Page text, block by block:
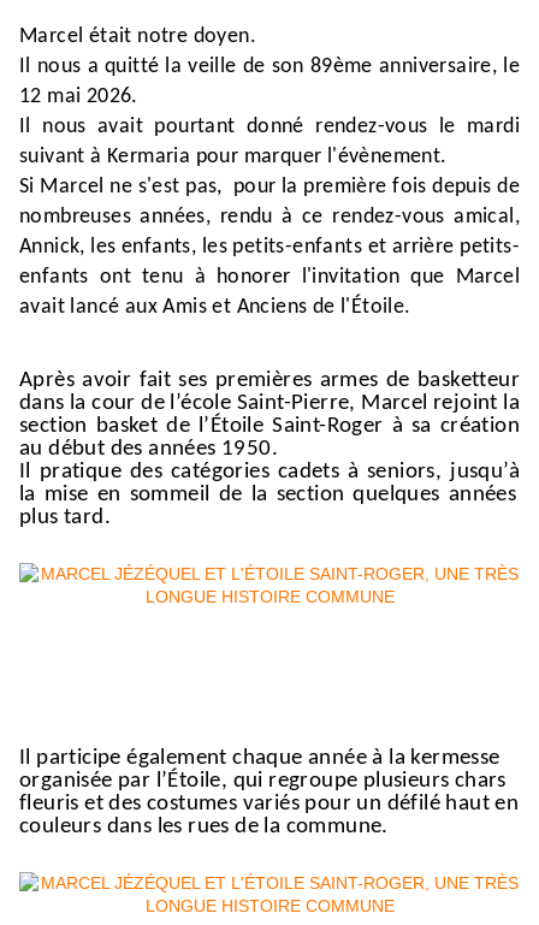
Marcel était notre doyen.
Il nous a quitté la veille de son 89ème anniversaire, le
12 mai 2026.
Il nous avait pourtant donné rendez-vous le mardi
suivant à Kermaria pour marquer l'évènement.
Si Marcel ne s'est pas, pour la première fois depuis de
nombreuses années, rendu à ce rendez-vous amical,
Annick, les enfants, les petits-enfants et arrière petits-
enfants ont tenu à honorer l'invitation que Marcel
avait lancé aux Amis et Anciens de l'Étoile.
Après avoir fait ses premières armes de basketteur
dans la cour de l’école Saint-Pierre, Marcel rejoint la
section basket de l’ÉtoileSaint-Roger à sa création
au début desannées 1950.
Il pratiquedes catégoriescadets à seniors, jusqu’à
la mise en sommeil de la sectionquelques années
plus tard.
Il participe égalementchaque année à la kermesse
organisée par l’Étoile, qui regroupe plusieurs chars
fleuris et des costumes variés pour un défilé haut en
couleurs dans les rues de la commune.